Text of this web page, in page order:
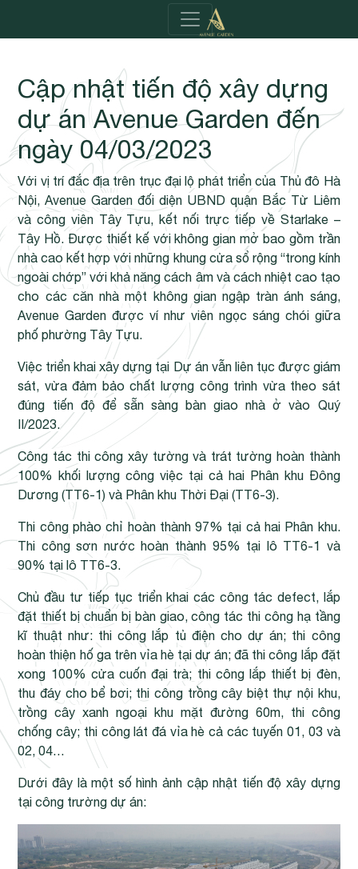
Cập nhật tiến độ xây dựng
dự án Avenue Garden đến
ngày 04/03/2023
Với vị trí đắc địa trên trục đại lộ phát triển của Thủ đô Hà
Nội, Avenue Garden đối diện UBND quận Bắc Từ Liêm
và công viên Tây Tựu, kết nối trực tiếp về Starlake –
Tây Hồ. Được thiết kế với không gian mở bao gồm trần
nhà cao kết hợp với những khung cửa sổ rộng “trong kính
ngoài chớp” với khả năng cách âm và cách nhiệt cao tạo
cho các căn nhà một không gian ngập tràn ánh sáng,
Avenue Garden được ví như viên ngọc sáng chói giữa
phố phường Tây Tựu.
Việc triển khai xây dựng tại Dự án vẫn liên tục được giám
sát, vừa đảm bảo chất lượng công trình vừa theo sát
đúng tiến độ để sẵn sàng bàn giao nhà ở vào Quý
II/2023.
Công tác thi công xây tường và trát tường hoàn thành
100% khối lượng công việc tại cả hai Phân khu Đông
Dương (TT6-1) và Phân khu Thời Đại (TT6-3).
Thi công phào chỉ hoàn thành 97% tại cả hai Phân khu.
Thi công sơn nước hoàn thành 95% tại lô TT6-1 và
90% tại lô TT6-3.
Chủ đầu tư tiếp tục triển khai các công tác defect, lắp
đặt thiết bị chuẩn bị bàn giao, công tác thi công hạ tầng
kĩ thuật như: thi công lắp tủ điện cho dự án; thi công
hoàn thiện hố ga trên vỉa hè tại dự án; đã thi công lắp đặt
xong 100% cửa cuốn đại trà; thi công lắp thiết bị đèn,
thu đáy cho bể bơi; thi công trồng cây biệt thự nội khu,
trồng cây xanh ngoại khu mặt đường 60m, thi công
chống cây; thi công lát đá vỉa hè cả các tuyến 01, 03 và
02, 04…
Dưới đây là một số hình ảnh cập nhật tiến độ xây dựng
tại công trường dự án: